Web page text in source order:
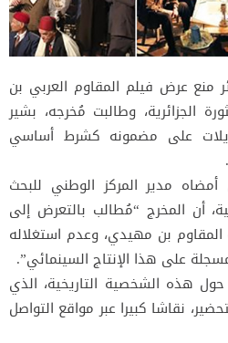
منع عرض فيلم المقاوم العربي بن
الجزائرية، وطالبت مُخرجه، بشير
على مضمونه كشرط أساسي
أمضاه مدير المركز الوطني للبحث
أن المخرج “مُطالب بالتعرض إلى
المقاوم بن مهيدي، وعدم استغلاله
على هذا الإنتاج السينمائي”.
حول هذه الشخصية التاريخية، الذي
من التحضير، نقاشا كبيرا عبر مواقع التواصل